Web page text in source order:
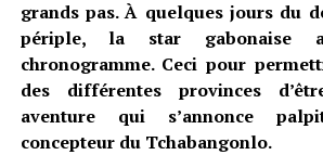
grands pas. À quelques jours du
périple, la star gabonaise
chronogramme. Ceci pour
des différentes provinces
aventure qui s’annonce
concepteur du Tchabangonlo.